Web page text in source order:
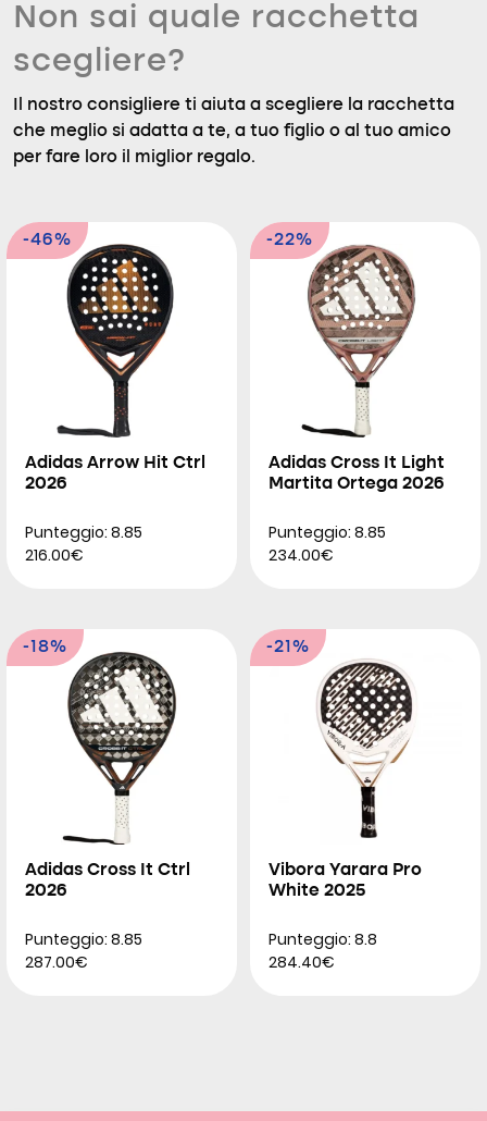
Non sai quale racchetta
scegliere?
Il nostro consigliere ti aiuta a scegliere la racchetta
che meglio si adatta a te, a tuo figlio o al tuo amico
per fare loro il miglior regalo.
-46%
Adidas Arrow Hit Ctrl
2026
Punteggio: 8.85
216.00€
-22%
Adidas Cross It Light
Martita Ortega 2026
Punteggio: 8.85
234.00€
-18%
Adidas Cross It Ctrl
2026
Punteggio: 8.85
287.00€
-21%
Vibora Yarara Pro
White 2025
Punteggio: 8.8
284.40€